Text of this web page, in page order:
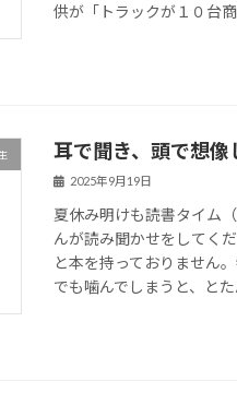
供が「トラックが１０台
耳で聞き、頭で想像
2025年9月19日
夏休み明けも読書タイム
んが読み聞かせをしてく
と本を持っておりません
でも噛んでしまうと、と